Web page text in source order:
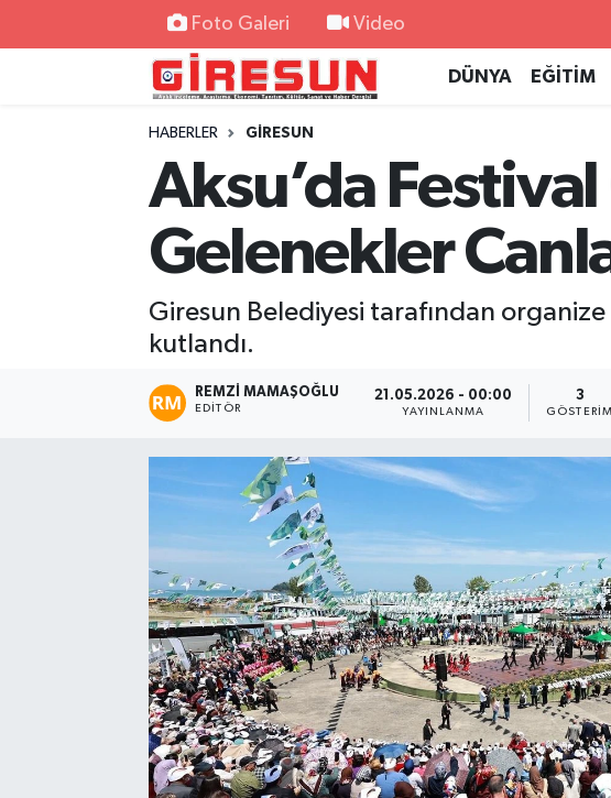
Foto Galeri Video
DÜNYA EĞİTİM
HABERLER GİRESUN
Aksu’da
Gelenekler
Giresun Belediyesi tarafından
kutlandı.
REMZI MAMAŞOĞLU
EDITÖR
21.05.2026 - 00:00
YAYINLANMA
3
GÖSTERIM
Hava Durumu
Trafik Durumu
Süper Lig Puan Durumu ve Fikstür
Tüm Manşetler
Son Dakika Haberleri